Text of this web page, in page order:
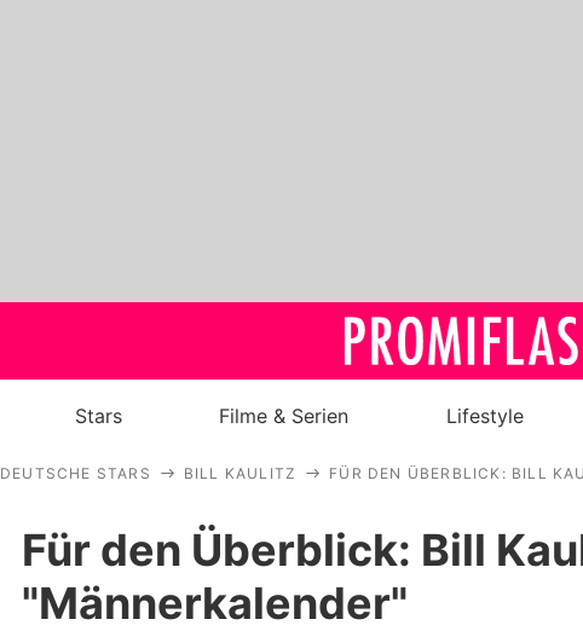
Royals
Stars
Filme & Serien
Stars Filme & Serien Lifestyle
DEUTSCHE STARS BILL KAULITZ FÜR DEN ÜBERBLICK: BILL
Für den Überblick: Bill
"Männerkalender"